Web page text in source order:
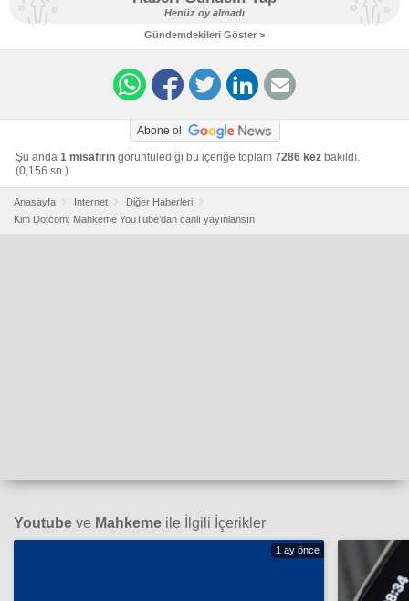
Henüz oy almadı
Gündemdekileri Göster >
Abone ol
Şu anda 1 misafirin görüntülediği bu içeriğe toplam 7286 kez bakıldı.
(0,156 sn.)
Anasayfa Internet
Diğer Haberleri
Kim Dotcom: Mahkeme YouTube’dan canlı yayınlansın
Youtube ve Mahkeme ile İlgili İçerikler
1 ay önce